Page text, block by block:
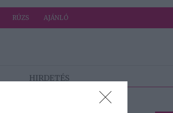
RÚZS AJÁNLÓ
HIRDETÉS